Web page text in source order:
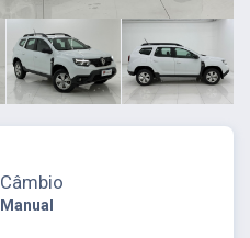
Câmbio
Manual